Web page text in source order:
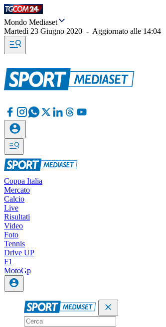
Mondo Mediaset
Martedì 23 Giugno 2020 - Aggiornato alle 14:04
Coppa Italia
Mercato
Calcio
Live
Risultati
Video
Foto
Tennis
Drive UP
F1
MotoGp